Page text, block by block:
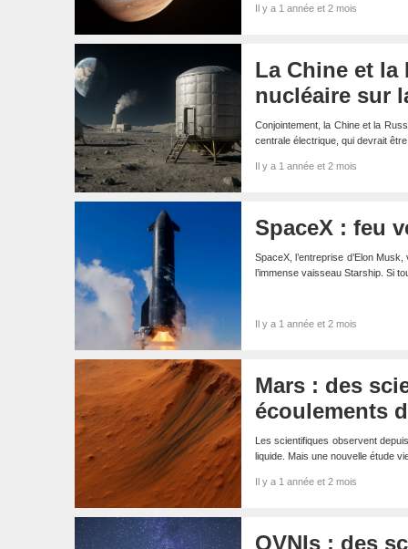
Il y a 1 année et 2 mois
La Chine et
nucléaire sur
Conjointement, la Chine et la
centrale électrique, qui devrait
Il y a 1 année et 2 mois
SpaceX : feu
SpaceX, l’entreprise d’Elon
l’immense vaisseau Starship. Si
Il y a 1 année et 2 mois
Mars : des
écoulements
Les scientifiques observent
liquide. Mais une nouvelle étude
Il y a 1 année et 2 mois
OVNIs : des